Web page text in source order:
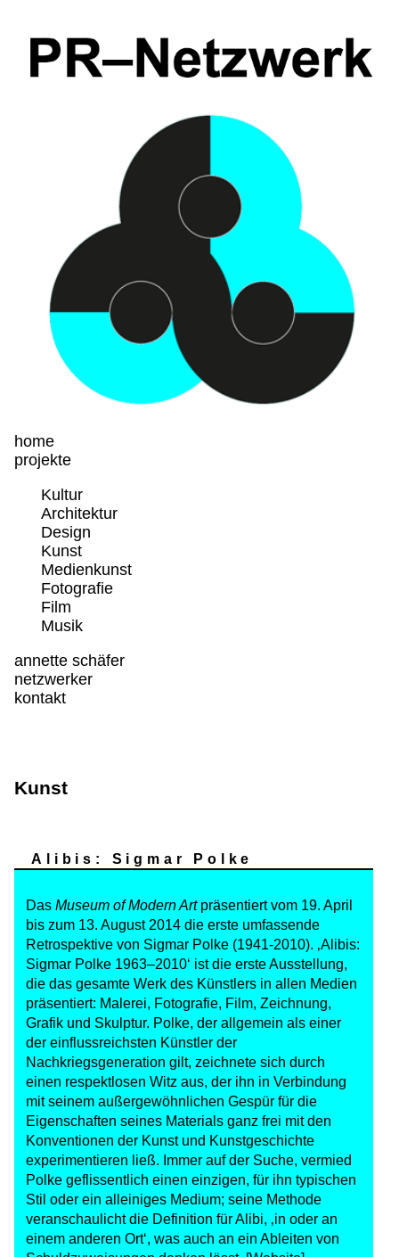
home
projekte
Kultur
Architektur
Design
Kunst
Medienkunst
Fotografie
Film
Musik
annette schäfer
netzwerker
kontakt
Kunst
Alibis: Sigmar Polke
Das Museum of Modern Artpräsentiert vom 19. April
bis zum 13. August 2014 die erste umfassende
Retrospektive von Sigmar Polke (1941-2010). ‚Alibis:
Sigmar Polke 1963–2010‘ ist die erste Ausstellung,
die das gesamte Werk des Künstlers in allen Medien
präsentiert: Malerei, Fotografie, Film, Zeichnung,
Grafik und Skulptur. Polke, der allgemein als einer
der einflussreichsten Künstler der
Nachkriegsgeneration gilt, zeichnete sich durch
einen respektlosen Witz aus, der ihn in Verbindung
mit seinem außergewöhnlichen Gespür für die
Eigenschaften seines Materials ganz frei mit den
Konventionen der Kunst und Kunstgeschichte
experimentieren ließ. Immer auf der Suche, vermied
Polke geflissentlich einen einzigen, für ihn typischen
Stil oder ein alleiniges Medium; seine Methode
veranschaulicht die Definition für Alibi, ‚in oder an
einem anderen Ort‘, was auch an ein Ableiten von